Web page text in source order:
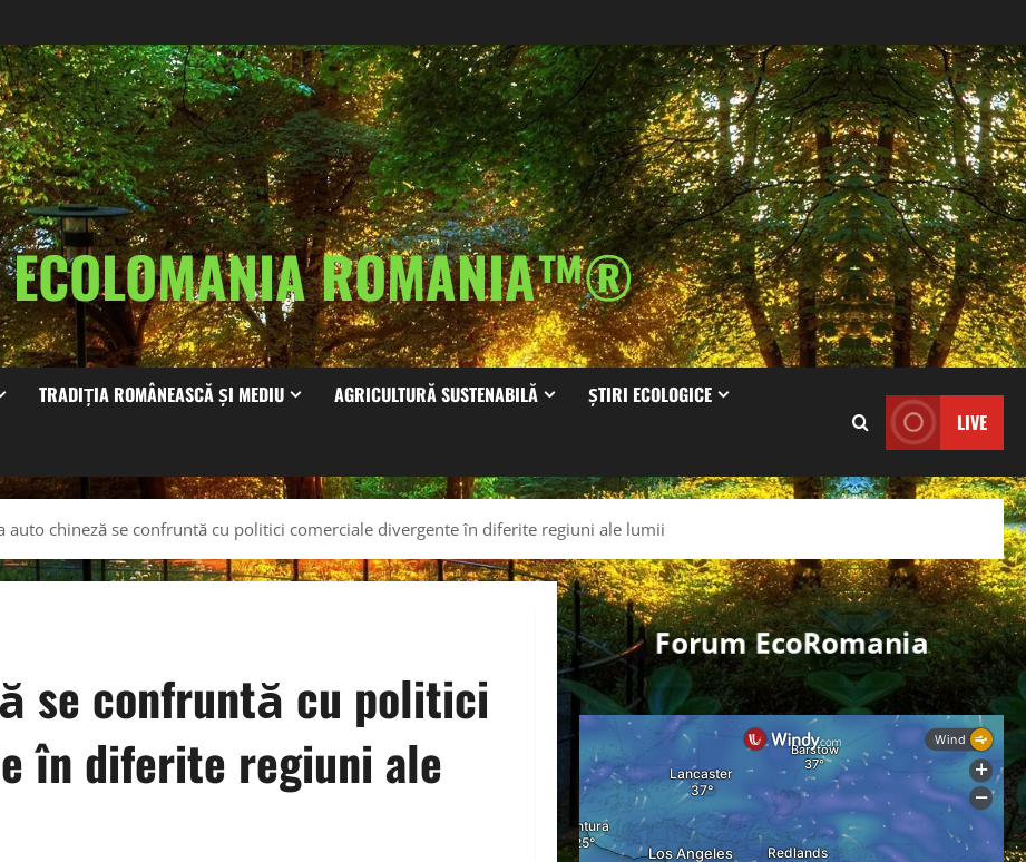
ROMANIA™®
TRADIȚIA ROMÂNEASCĂ ȘI MEDIU AGRICULTURĂ SUSTENABILĂ ȘTIRI ECOLOGICE
LIVE
auto chineză se confruntă cu politici comerciale divergente în diferite regiuni ale lumii
se confruntă cu politici
în diferite regiuni ale
Forum EcoRomania